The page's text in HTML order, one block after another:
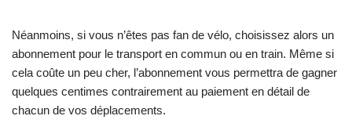
Néanmoins, si vous n’êtes pas fan de vélo, choisissez alors un
abonnement pour le transport en commun ou en train. Même si
cela coûte un peu cher, l’abonnement vous permettra de gagner
quelques centimes contrairement au paiement en détail de
chacun de vos déplacements.